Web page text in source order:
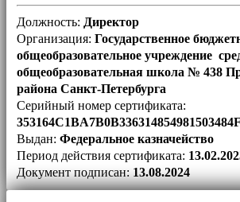
Должность: Директор
Организация: Государственное
общеобразовательное учреждение
общеобразовательная школа № 438
района Санкт-Петербурга
Серийный номер сертификата:
Выдан: Федеральное казначейство
Период действия сертификата:
Документ подписан: 13.08.2024